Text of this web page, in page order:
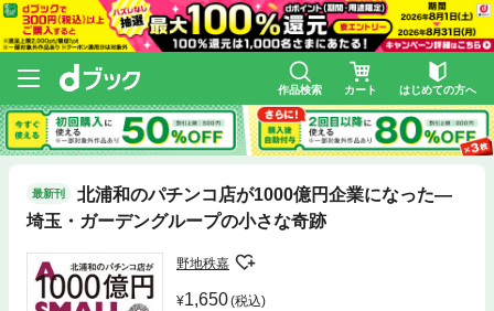
作品検索 カート はじめての方へ
最新刊
北浦和のパチンコ店が1000億円企業になった―
埼玉・ガーデングループの小さな奇跡
野地秩嘉
1,650(税込)